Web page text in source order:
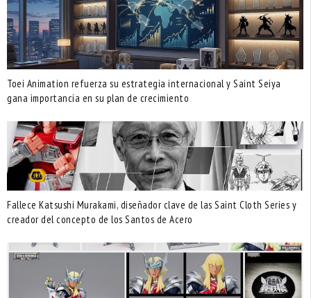
Toei Animation refuerza su estrategia internacional y Saint Seiya
gana importancia en su plan de crecimiento
Fallece Katsushi Murakami, diseñador clave de las Saint Cloth Series y
creador del concepto de los Santos de Acero